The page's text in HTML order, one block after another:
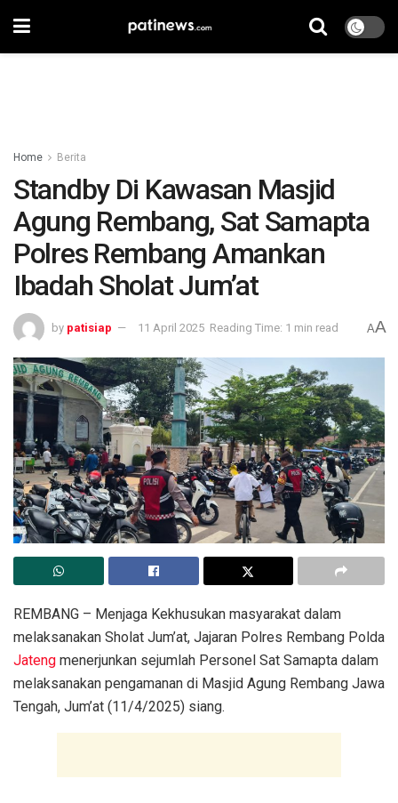
Home Berita
Standby Di Kawasan Masjid
Agung Rembang, Sat Samapta
Polres Rembang Amankan
Ibadah Sholat Jum’at
by patisiap 11 April 2025 Reading Time: 1 min read AA
REMBANG – Menjaga Kekhusukan masyarakat dalam
melaksanakan Sholat Jum’at, Jajaran Polres Rembang Polda
Jateng menerjunkan sejumlah Personel Sat Samapta dalam
melaksanakan pengamanan di Masjid Agung Rembang Jawa
Tengah, Jum’at (11/4/2025) siang.